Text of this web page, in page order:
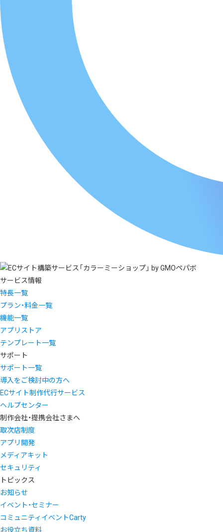
サービス情報
特長一覧
プラン・料金一覧
機能一覧
アプリストア
テンプレート一覧
サポート
サポート一覧
導入をご検討中の方へ
ECサイト制作代行サービス
ヘルプセンター
制作会社・提携会社さまへ
取次店制度
アプリ開発
メディアキット
セキュリティ
トピックス
お知らせ
イベント・セミナー
コミュニティイベントCarty
お役立ち資料